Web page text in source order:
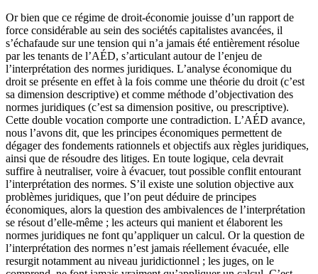
Or bien que ce régime de droit-économie jouisse d’un rapport de
force considérable au sein des sociétés capitalistes avancées, il
s’échafaude sur une tension qui n’a jamais été entièrement résolue
par les tenants de l’AÉD, s’articulant autour de l’enjeu de
l’interprétation des normes juridiques. L’analyse économique du
droit se présente en effet à la fois comme une théorie du droit (c’est
sa dimension descriptive) et comme méthode d’objectivation des
normes juridiques (c’est sa dimension positive, ou prescriptive).
Cette double vocation comporte une contradiction. L’AÉD avance,
nous l’avons dit, que les principes économiques permettent de
dégager des fondements rationnels et objectifs aux règles juridiques,
ainsi que de résoudre des litiges. En toute logique, cela devrait
suffire à neutraliser, voire à évacuer, tout possible conflit entourant
l’interprétation des normes. S’il existe une solution objective aux
problèmes juridiques, que l’on peut déduire de principes
économiques, alors la question des ambivalences de l’interprétation
se résout d’elle-même ; les acteurs qui manient et élaborent les
normes juridiques ne font qu’appliquer un calcul. Or la question de
l’interprétation des normes n’est jamais réellement évacuée, elle
resurgit notamment au niveau juridictionnel ; les juges, on le